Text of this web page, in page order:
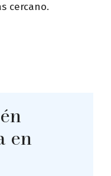
cercano.
en